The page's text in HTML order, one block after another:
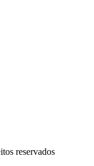
reservados